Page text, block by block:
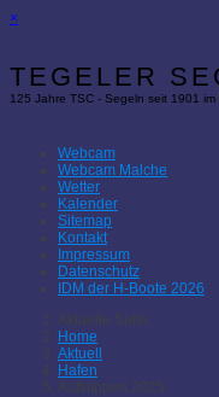
×
TEGELER
125 Jahre TSC - Segeln seit 1901 im
Webcam
Webcam Malche
Wetter
Kalender
Sitemap
Kontakt
Impressum
Datenschutz
IDM der H-Boote 2026
Aktuelle Seite:
Home
Aktuell
Hafen
Aufslippen 2025